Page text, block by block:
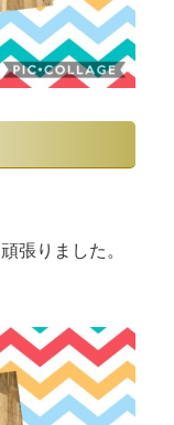
張りました。